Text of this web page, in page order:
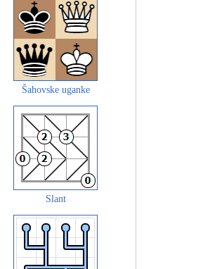
Šahovske uganke
Slant